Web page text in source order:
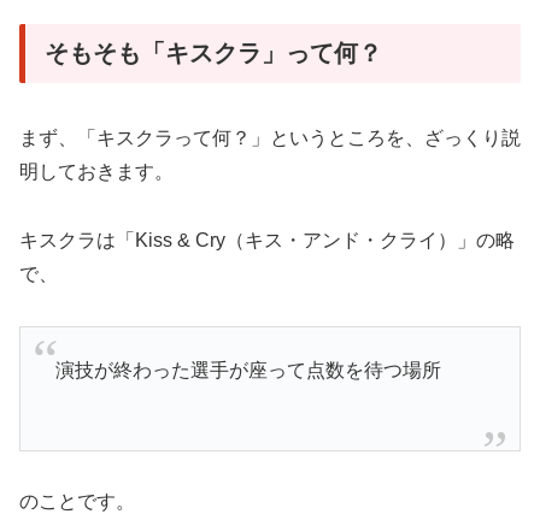
そもそも「キスクラ」って何？
まず、「キスクラって何？」というところを、ざっくり説
明しておきます。
キスクラは「Kiss & Cry（キス・アンド・クライ）」の略
で、
演技が終わった選手が座って点数を待つ場所
のことです。